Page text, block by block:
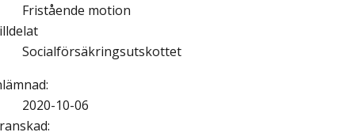
Fristående motion
Socialförsäkringsutskottet
:
2020-10-06
: